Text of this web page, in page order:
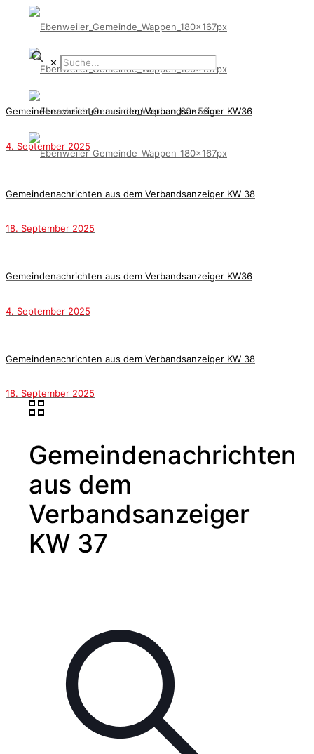
✕
Gemeindenachrichten aus dem Verbandsanzeiger KW36
4. September 2025
Gemeindenachrichten aus dem Verbandsanzeiger KW 38
18. September 2025
Gemeindenachrichten aus dem Verbandsanzeiger KW36
4. September 2025
Gemeindenachrichten aus dem Verbandsanzeiger KW 38
18. September 2025
Gemeindenachrichten
aus dem
Verbandsanzeiger
KW 37